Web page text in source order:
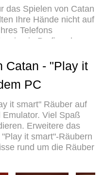
das Spielen von Catan
Ihre Hände nicht auf
Telefons
wie ein Profi und
über Ihr Spiel
bietet Ihnen all die
Sie Catan - "Play it
Sie es auf dem
Daten und störende
9 ist die beste Wahl,
auf dem PC zu
mit unserem
macht Catan - "Play
Catan - "Play it
PC
it smart" Räuber auf
Viel Spaß
Erweitere das
"Play it smart"-Räubern
rund um die Räuber